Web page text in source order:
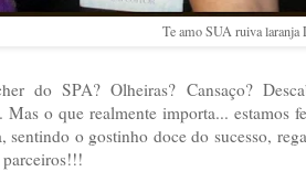
Te amo SUA ruiva
do SPA? Olheiras? Cansaço?
o que realmente importa... estamos
sentindo o gostinho doce do sucesso,
parceiros!!!